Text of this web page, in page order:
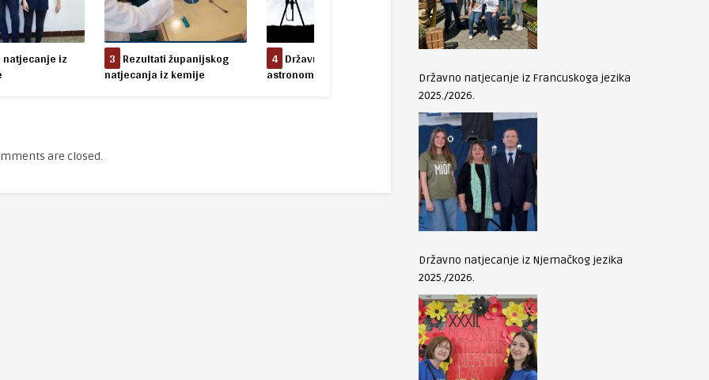
županijskog 4 Državno natjecanje iz
astronomije
5 Promatranje djelomične
pomrčine Sunca matematike astronomije
are closed.
Državno natjecanje iz Francuskoga jezika
2025./2026.
Državno natjecanje iz Njemačkog jezika
2025./2026.